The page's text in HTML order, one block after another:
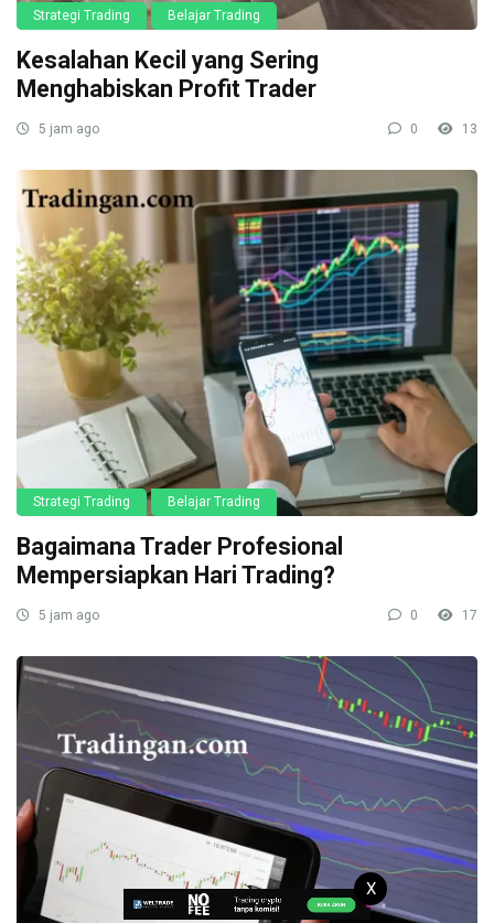
Strategi Trading Belajar Trading
Kesalahan Kecil yang Sering
Menghabiskan Profit Trader
5 jam ago 0 13
Strategi Trading Belajar Trading
Bagaimana Trader Profesional
Mempersiapkan Hari Trading?
5 jam ago 0 17
X